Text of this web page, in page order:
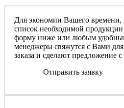
Для экономии Вашего времени,
список необходимой продукции
форму ниже или любым
менеджеры свяжутся с Вами для
заказа и сделают предложение
Отправить заявку